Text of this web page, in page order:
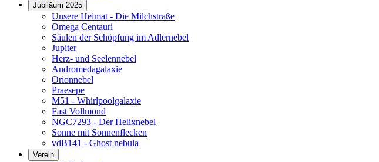
Jubiläum 2025
Unsere Heimat - Die Milchstraße
Omega Centauri
Säulen der Schöpfung im Adlernebel
Jupiter
Herz- und Seelennebel
Andromedagalaxie
Orionnebel
Praesepe
M51 - Whirlpoolgalaxie
Fast Vollmond
NGC7293 - Der Helixnebel
Sonne mit Sonnenflecken
vdB141 - Ghost nebula
Verein